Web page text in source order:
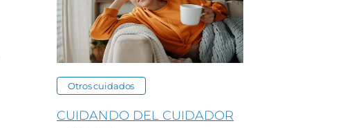
Otros cuidados
CUIDANDO DEL CUIDADOR